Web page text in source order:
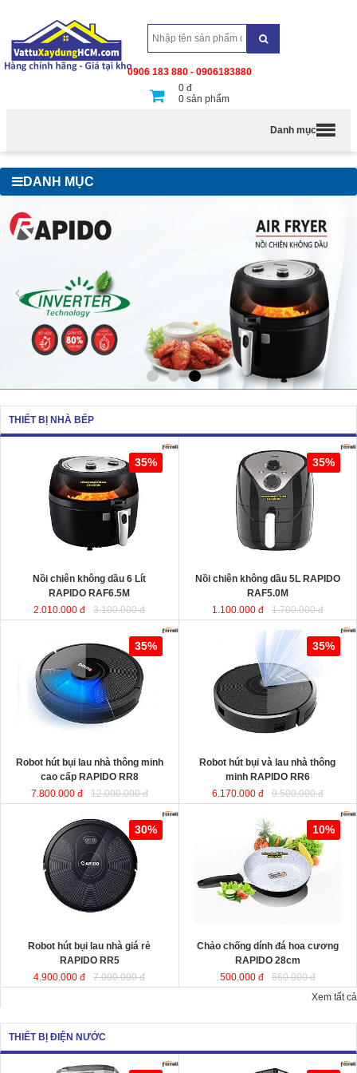
0906 183 880 - 0906183880
0 đ
0 sản phẩm
Danh mục
DANH MỤC
THIẾT BỊ NHÀ BẾP
Nồi chiên không dầu 6 Lít RAPIDO
sử dụng chất liệu nhựa
ABS an toàn và bền bỉ. Ngoài ra,
lòng nồi được sản xuất từ chất liệu
thép không gỉ phủ men chống dính,
giúp cho thực phẩm không bị dính,
vỡ nát trong quá trình chiên, rán…
35%
Nồi chiên không dầu 6 Lít
RAPIDO RAF6.5M
2.010.000 đ
3.100.000 đ
Nồi chiên không dầu 5L RAPIDO
35%
Nồi chiên không dầu 5L RAPIDO
RAF5.0M
1.100.000 đ
1.700.000 đ
Robot hút bụi lau nhà thông minh
cao cấp RAPIDO RR8
35%
Robot hút bụi lau nhà thông minh
cao cấp RAPIDO RR8
7.800.000 đ
12.000.000 đ
Robot hút bụi và lau nhà thông minh
35%
Robot hút bụi và lau nhà thông
minh RAPIDO RR6
6.170.000 đ
9.500.000 đ
Robot hút bụi lau nhà giá rẻ
RAPIDO RR5
30%
Robot hút bụi lau nhà giá rẻ
RAPIDO RR5
4.900.000 đ
7.000.000 đ
Chảo chống dính đá hoa cương
chất liệu nhôm đúc
nguyên khối giữ nhiệt tốt, thiết kế
hiện đại tiết kiệt năng lượng giúp
món ăn chín đều và nhanh hơn.
10%
Chảo chống dính đá hoa cương
RAPIDO 28cm
500.000 đ
560.000 đ
Xem tất cả
THIẾT BỊ ĐIỆN NƯỚC
Quạt hơi nước công suất lớn
Quạt làm mát công suất lớn